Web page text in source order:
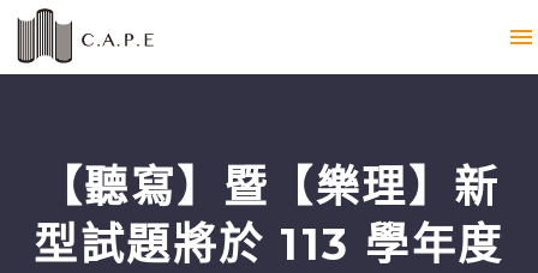
【聽寫】暨【樂理】新
型試題將於 113 學年度